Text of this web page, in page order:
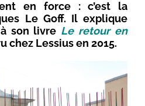
en force : c’est la
Le Goff. Il explique
son livre Le retour en
chez Lessius en 2015.